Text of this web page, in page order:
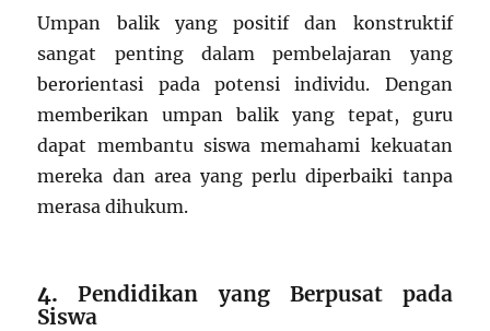
Umpan balik yang positif dan konstruktif
sangat penting dalam pembelajaran yang
berorientasi pada potensi individu. Dengan
memberikan umpan balik yang tepat, guru
dapat membantu siswa memahami kekuatan
mereka dan area yang perlu diperbaiki tanpa
merasa dihukum.
4.Pendidikan yang Berpusat pada
Siswa